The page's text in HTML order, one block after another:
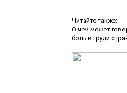
Читайте также:
О чем может
боль в груди